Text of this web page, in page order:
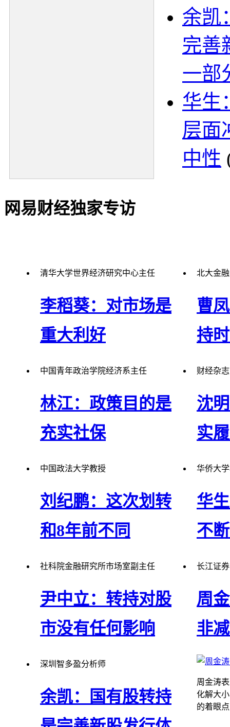
余凯
完善
一部
华生
层面
中性
网易财经独家专访
清华大学世界经济研究中心主任
李稻葵：对市场是
重大利好
题，把大小非中的一部分划拨给社保
基金，正好解决了这一问题。
北大金
曹
持
金，通
间和力
中国青年政治学院经济系主任
林江：政策目的是
充实社保
击，反而表明了高层对股市震荡向上
趋势的认可。
财经杂
沈
实
台配套
中国政法大学教授
刘纪鹏：这次划转
和8年前不同
实社保资金，但新股开闸后国有股划
转对市场没有什么影响。
华侨大
华
不
是，它
地补充
社科院金融研究所市场室副主任
尹中立：转持对股
市没有任何影响
持社保基金对二级市场没有任何影
响。
长江证
周
非
周金涛
化解大
的着眼
深圳智多盈分析师
余凯：国有股转持